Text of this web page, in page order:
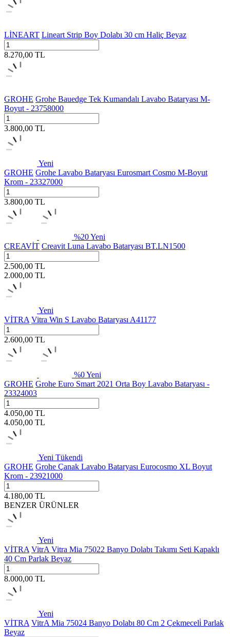
LİNEART Lineart Strip Boy Dolabı 30 cm Haliç Beyaz
8.270,00 TL
GROHE Grohe Bauedge Tek Kumandalı Lavabo Bataryası M-
Boyut - 23758000
3.800,00 TL
Yeni
GROHE Grohe Lavabo Bataryası Eurosmart Cosmo M-Boyut
Krom - 23327000
3.800,00 TL
%20Yeni
CREAVİT Creavit Luna Lavabo Bataryası BT.LN1500
2.500,00 TL
2.000,00 TL
Yeni
VİTRA Vitra Win S Lavabo Bataryası A41177
2.600,00 TL
%0Yeni
GROHE Grohe Euro Smart 2021 Orta Boy Lavabo Bataryası -
23324003
4.050,00 TL
4.050,00 TL
Yeni Tükendi
GROHE Grohe Çanak Lavabo Bataryası Eurocosmo XL Boyut
Krom - 23921000
4.180,00 TL
BENZER ÜRÜNLER
Yeni
VİTRA VitrA Vitra Mia 75022 Banyo Dolabı Takımı Seti Kapaklı
40 Cm Parlak Beyaz
8.000,00 TL
Yeni
VİTRA VitrA Mia 75024 Banyo Dolabı 80 Cm 2 Çekmeceli̇ Parlak
Beyaz